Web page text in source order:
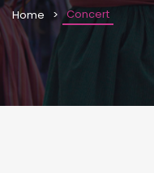
Home Concert